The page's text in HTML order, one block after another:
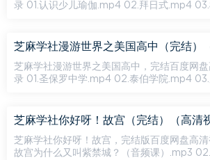
录 01.认识少儿瑜伽.mp4 02.拜日式.mp4
芝麻学社漫游世界之美国高中，完结百度网
录 01.圣保罗中学.mp4 02.泰伯学院.mp4
芝麻学社你好呀！故宫（完结）（高清
芝麻学社你好呀！故宫，完结版百度网盘高
故宫为什么又叫紫禁城？（音频课）.mp3